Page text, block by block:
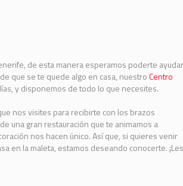
de esta manera esperamos poderte ayudar
que se te quede algo en casa, nuestroCentro
y disponemos de todo lo que necesites.
nos visites para recibirte con los brazos
una gran restauración que te animamos a
nos hacen único. Así que, si quieres venir
en la maleta, estamos deseando conocerte. ¡Les